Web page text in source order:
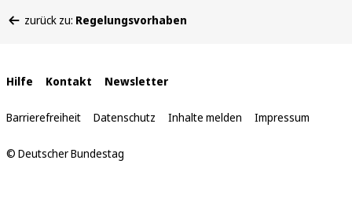
befinden
zurück zu: Regelungsvorhaben
Interne
Links
Hilfe Kontakt Newsletter
Barrierefreiheit Datenschutz Inhalte melden Impressum
© Deutscher Bundestag